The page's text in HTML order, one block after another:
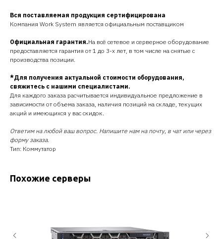
Вся поставляемая продукция сертифицирована
Компания Work System является официальным поставщиком
Официальная гарантия.На всё сетевое и серверное оборудование
предоставляется гарантия от 1 до 3-х лет, в том числе на снятые с
производства позиции.
*Для получения актуальной стоимости оборудования,
свяжитесь с нашими специалистами.
Для каждого заказа расчитывается индивидуальное предложение в
зависимости от объема заказа, наличия позиций на складе, текущих
акций и имеющихся у вас скидок.
Ответим на любой ваш вопрос. Напишите нам на почту, в чат или через
форму заказа.
Тип: Коммутатор
Похожие серверы